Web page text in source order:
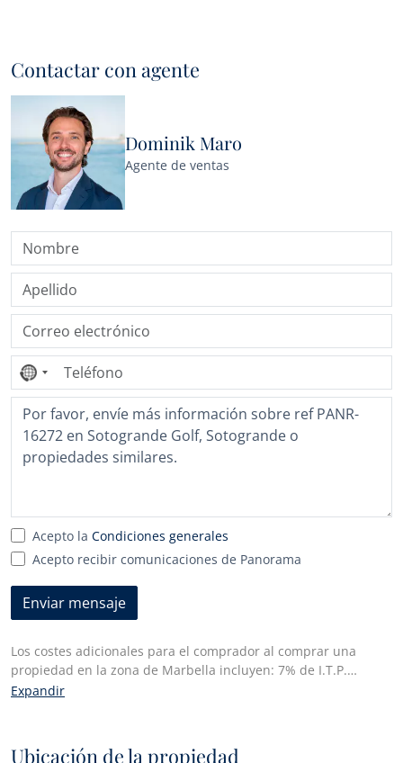
Contactar con agente
Dominik Maro
Agente de ventas
Ningún
país
seleccionado
Acepto la Condiciones generales
Acepto recibir comunicaciones de Panorama
Enviar mensaje
Los costes adicionales para el comprador al comprar una
propiedad en la zona de Marbella incluyen: 7% de I.T.P.
(Impuesto de Transmisiones Patrimoniales) para todas las
compradas a un promotor. Además, el comprador paga los
Expandir
Ubicación de la propiedad